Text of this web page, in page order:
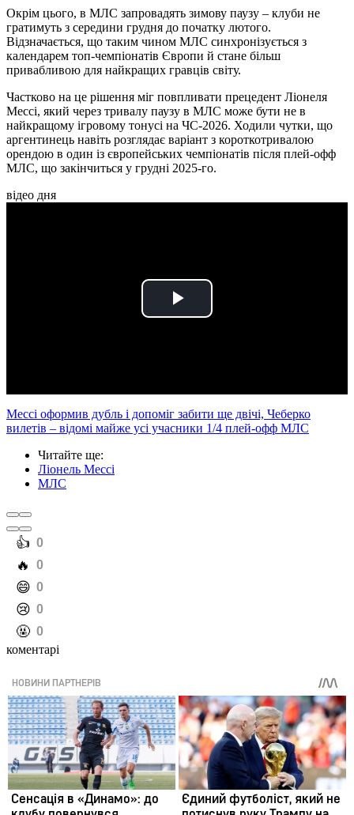
Окрім цього, в МЛС запровадять зимову паузу – клуби не
гратимуть з середини грудня до початку лютого.
Відзначається, що таким чином МЛС синхронізується з
календарем топ-чемпіонатів Європи й стане більш
привабливою для найкращих гравців світу.
Частково на це рішення міг повпливати прецедент Ліонеля
Мессі, який через тривалу паузу в МЛС може бути не в
найкращому ігровому тонусі на ЧС-2026. Ходили чутки, що
аргентинець навіть розглядає варіант з короткотривалою
орендою в один із європейських чемпіонатів після плей-офф
МЛС, що закінчиться у грудні 2025-го.
відео дня
Play
Мессі оформив дубль і допоміг забити ще двічі, Чеберко
вилетів – відомі майже усі учасники 1/4 плей-офф МЛС
Читайте ще:
Ліонель Мессі
МЛС
️👍 0
️🔥 0
️😄 0
️😢 0
️🤬 0
коментарі